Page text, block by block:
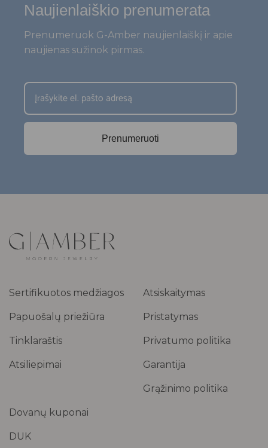
Sertifikuotos medžiagos
Papuošalų priežiūra
Tinklaraštis
Atsiliepimai
Atsiskaitymas
Pristatymas
Privatumo politika
Garantija
Grąžinimo politika
Dovanų kuponai
DUK
Naujienlaiškio prenumerata
Prenumeruok G-Amber naujienlaiškį ir apie
naujienas sužinok pirmas.
Prenumeruoti